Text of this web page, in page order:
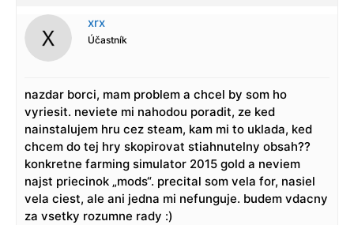
xrx
Účastník
nazdar borci, mam problem a chcel by som ho
vyriesit. neviete mi nahodou poradit, ze ked
nainstalujem hru cez steam, kam mi to uklada, ked
chcem do tej hry skopirovat stiahnutelny obsah??
konkretne farming simulator 2015 gold a neviem
najst priecinok „mods“. precital som vela for, nasiel
vela ciest, ale ani jedna mi nefunguje. budem vdacny
za vsetky rozumne rady :)